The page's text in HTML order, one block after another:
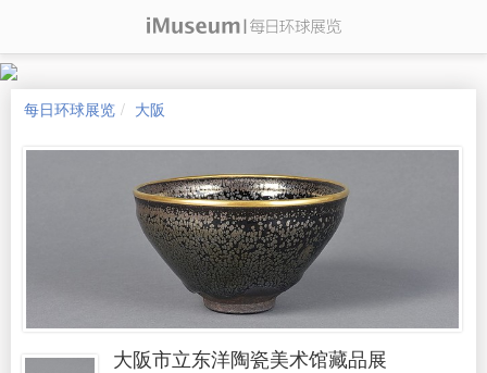
每日环球展览 大阪
大阪市立东洋陶瓷美术馆藏品展